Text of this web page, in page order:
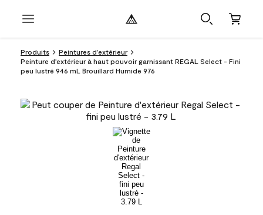
Produits
Peintures d’extérieur
Peinture d'extérieur à haut pouvoir garnissant REGAL Select - Fini
peu lustré 946 mL Brouillard Humide 976